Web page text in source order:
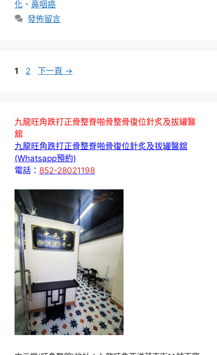
化 、 鼻咽癌
發佈留言
頁
1
頁
2 下一頁 →
九龍旺角跌打正骨整脊啪骨整骨復位針炙及拔罐醫
舘
九龍旺角跌打正骨整脊啪骨復位針炙及拔罐醫舘
(Whatsapp預約)
電話： 852-28021198